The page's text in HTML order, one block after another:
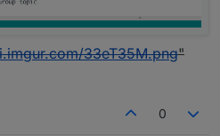
33eT35M.png"
0